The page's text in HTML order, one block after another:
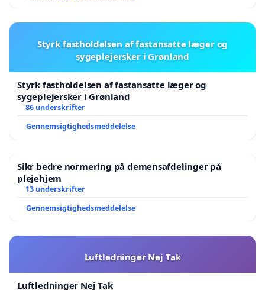
Styrk fastholdelsen af fastansatte læger og
sygeplejersker i Grønland
Styrk fastholdelsen af fastansatte læger og
sygeplejersker i Grønland
86 underskrifter
Gennemsigtighedsmeddelelse
Sikr bedre normering på demensafdelinger på
plejehjem
13 underskrifter
Gennemsigtighedsmeddelelse
Luftledninger Nej Tak
Luftledninger Nej Tak